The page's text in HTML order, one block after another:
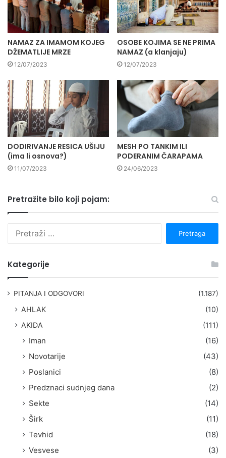
NAMAZ ZA IMAMOM KOJEG
DŽEMATLIJE MRZE
12/07/2023
OSOBE KOJIMA SE NE PRIMA
NAMAZ (a klanjaju)
12/07/2023
DODIRIVANJE RESICA UŠIJU
(ima li osnova?)
11/07/2023
MESH PO TANKIM ILI
PODERANIM ČARAPAMA
24/06/2023
Pretražite bilo koji pojam:
Kategorije
PITANJA I ODGOVORI (1.187)
AHLAK
(10)
AKIDA
(111)
Iman
(16)
Novotarije
(43)
Poslanici
(8)
Predznaci sudnjeg dana
(2)
Sekte
(14)
Širk
(11)
Tevhid
(18)
Vesvese
(3)